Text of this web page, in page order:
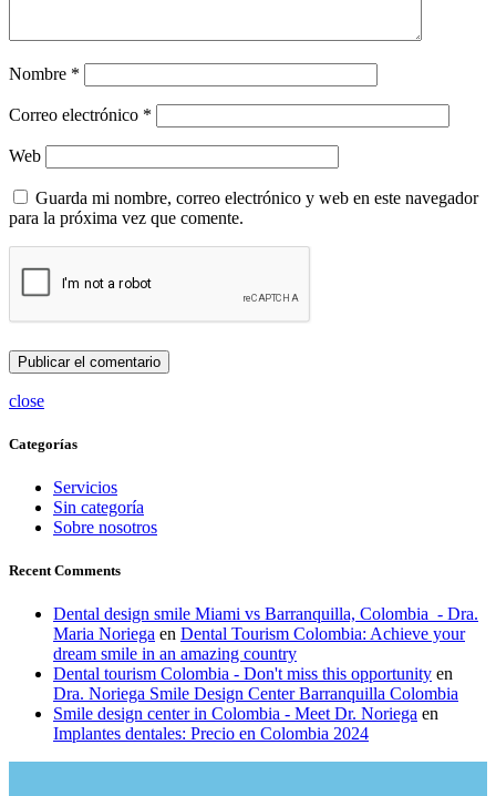
Nombre *
Correo electrónico *
Web
Guarda mi nombre, correo electrónico y web en este navegador
para la próxima vez que comente.
close
Categorías
Servicios
Sin categoría
Sobre nosotros
Recent Comments
Dental design smile Miami vs Barranquilla, Colombia - Dra.
Maria Noriega en Dental Tourism Colombia: Achieve your
dream smile in an amazing country
Dental tourism Colombia - Don't miss this opportunity en
Dra. Noriega Smile Design Center Barranquilla Colombia
Smile design center in Colombia - Meet Dr. Noriega en
Implantes dentales: Precio en Colombia 2024